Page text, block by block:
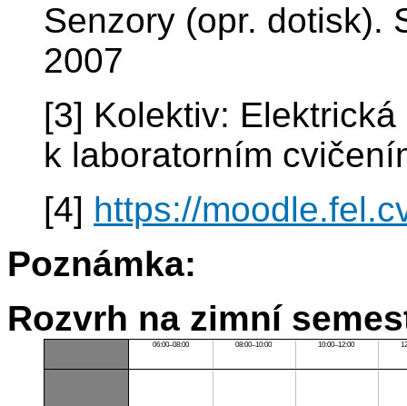
Senzory (opr. dotisk).
2007
[3] Kolektiv:
k laboratorním
[4] https://
Poznámka:
Rozvrh na zimní
06:00–08:00 08:00–10:00 10:00–12:00